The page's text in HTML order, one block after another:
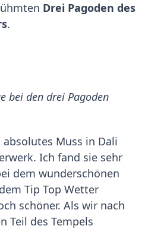
Drei Pagoden des
.
bei den drei Pagoden
Muss in Dali
Ich fand sie sehr
dem wunderschönen
Tip Top Wetter
schöner. Als wir nach
Teil des Tempels